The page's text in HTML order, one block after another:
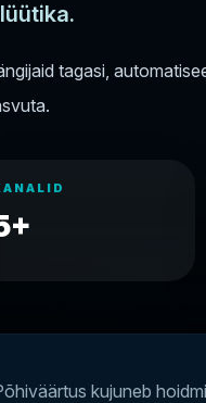
tagasi,
kujuneb